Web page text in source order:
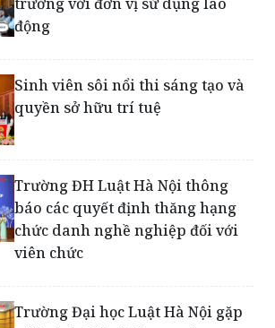
động
Sinh viên sôi nổi thi sáng tạo và
quyền sở hữu trí tuệ
Trường ĐH Luật Hà Nội thông
báo các quyết định thăng hạng
chức danh nghề nghiệp đối với
viên chức
Trường Đại học Luật Hà Nội gặp